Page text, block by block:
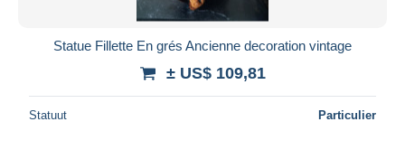
Statue Fillette En grés Ancienne decoration vintage
± US$ 109,81
Statuut Particulier